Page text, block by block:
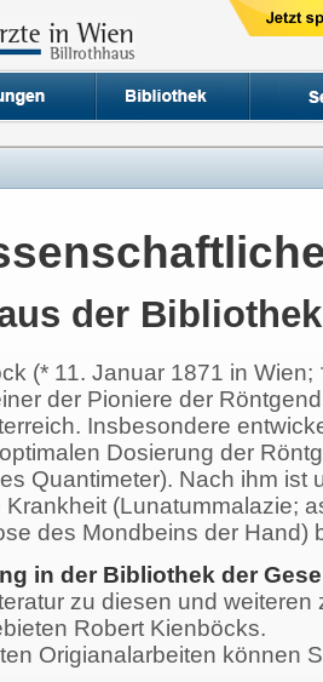
der
(* 11. Januar 1871 in
der Pioniere der
Insbesondere
Dosierung der
Quantimeter). Nach ihm ist
(Lunatummalazie;
des Mondbeins der Hand)
in der Bibliothek der
zu diesen und weiteren
Robert Kienböcks.
Origianalarbeiten können